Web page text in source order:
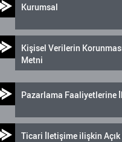
Kurumsal
Kişisel Verilerin
Metni
Pazarlama Faaliyetlerine
Ticari İletişime ilişkin